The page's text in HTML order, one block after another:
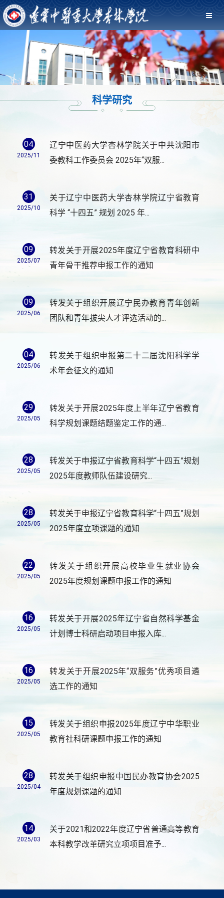
科学研究
04
2025/11
辽宁中医药大学杏林学院关于中共沈阳市
委教科工作委员会 2025年“双服...
31
2025/10
关于辽宁中医药大学杏林学院辽宁省教育
科学 “十四五” 规划 2025 年...
09
2025/07
转发关于开展2025年度辽宁省教育科研中
青年骨干推荐申报工作的通知
09
2025/06
转发关于组织开展辽宁民办教育青年创新
团队和青年拔尖人才评选活动的...
04
2025/06
转发关于组织申报第二十二届沈阳科学学
术年会征文的通知
29
2025/05
转发关于开展2025年度上半年辽宁省教育
科学规划课题结题鉴定工作的通...
28
2025/05
转发关于申报辽宁省教育科学“十四五”规划
2025年度教师队伍建设研究...
28
2025/05
转发关于申报辽宁省教育科学“十四五”规划
2025年度立项课题的通知
22
2025/05
转发关于组织开展高校毕业生就业协会
2025年度规划课题申报工作的通知
16
2025/05
转发关于开展2025年辽宁省自然科学基金
计划博士科研启动项目申报入库...
16
2025/05
转发关于开展2025年“双服务”优秀项目遴
选工作的通知
15
2025/05
转发关于组织申报2025年度辽宁中华职业
教育社科研课题申报工作的通知
28
2025/04
转发关于组织申报中国民办教育协会2025
年度规划课题的通知
14
2025/03
关于2021和2022年度辽宁省普通高等教育
本科教学改革研究立项项目准予...